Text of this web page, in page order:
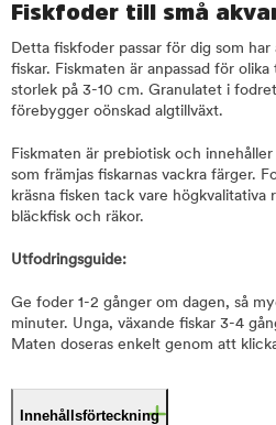
Fiskfoder till små
Detta fiskfoder passar för dig som
fiskar. Fiskmaten är anpassad för
storlek på 3-10 cm. Granulatet i
förebygger oönskad algtillväxt.
Fiskmaten är prebiotisk och
som främjas fiskarnas vackra färger.
kräsna fisken tack vare högkvalitativa
bläckfisk och räkor.
Utfodringsguide:
Ge foder 1-2 gånger om dagen, så
minuter. Unga, växande fiskar 3-4
Maten doseras enkelt genom att
Innehållsförteckning